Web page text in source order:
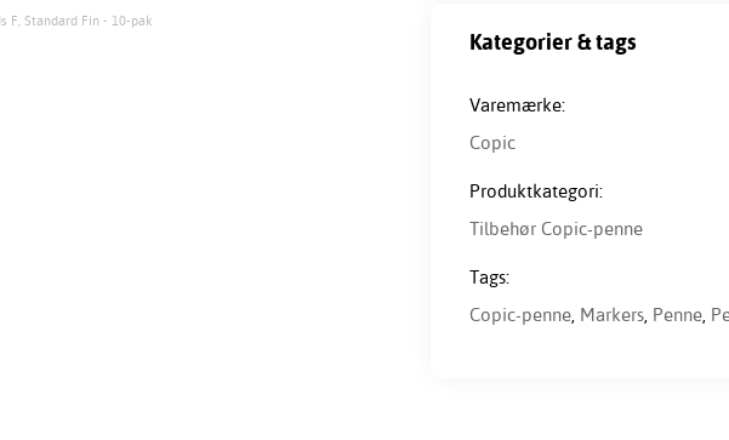
F, Standard Fin - 10-pak
Kategorier & tags
Varemærke:
Copic
Produktkategori:
Tilbehør Copic-penne
Tags:
Copic-penne, Markers, Penne,